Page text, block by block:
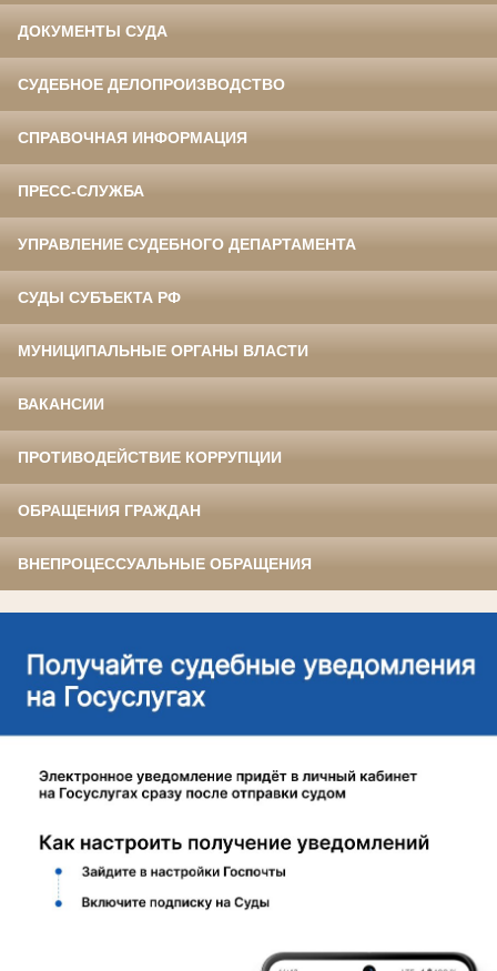
ДОКУМЕНТЫ СУДА
СУДЕБНОЕ ДЕЛОПРОИЗВОДСТВО
СПРАВОЧНАЯ ИНФОРМАЦИЯ
ПРЕСС-СЛУЖБА
УПРАВЛЕНИЕ СУДЕБНОГО ДЕПАРТАМЕНТА
СУДЫ СУБЪЕКТА РФ
МУНИЦИПАЛЬНЫЕ ОРГАНЫ ВЛАСТИ
ВАКАНСИИ
ПРОТИВОДЕЙСТВИЕ КОРРУПЦИИ
ОБРАЩЕНИЯ ГРАЖДАН
ВНЕПРОЦЕССУАЛЬНЫЕ ОБРАЩЕНИЯ